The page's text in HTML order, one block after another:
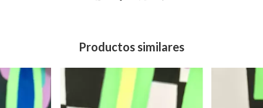
Productos similares